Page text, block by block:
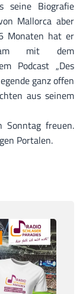
seine Biografie
Mallorca aber
Monaten hat er
mit dem
Podcast „Des
ganz offen
aus seinem
Sonntag freuen.
Portalen.